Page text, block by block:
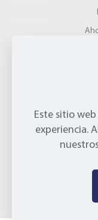
Este sitio
experiencia.